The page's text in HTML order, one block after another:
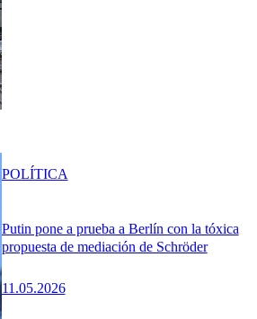
Putin pone a prueba a Berlín con la tóxica
propuesta de mediación de Schröder
11.05.2026
POLÍTICA